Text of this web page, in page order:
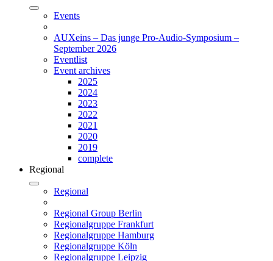
Events
AUXeins – Das junge Pro-Audio-Symposium –
September 2026
Eventlist
Event archives
2025
2024
2023
2022
2021
2020
2019
complete
Regional
Regional
Regional Group Berlin
Regionalgruppe Frankfurt
Regionalgruppe Hamburg
Regionalgruppe Köln
Regionalgruppe Leipzig